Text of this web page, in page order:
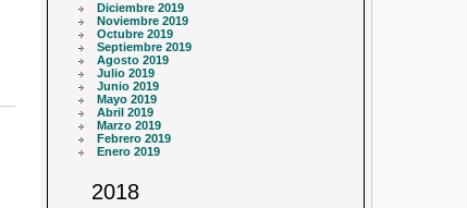
Diciembre 2019
Noviembre 2019
Octubre 2019
Septiembre 2019
Agosto 2019
Julio 2019
Junio 2019
Mayo 2019
Abril 2019
Marzo 2019
Febrero 2019
Enero 2019
2018